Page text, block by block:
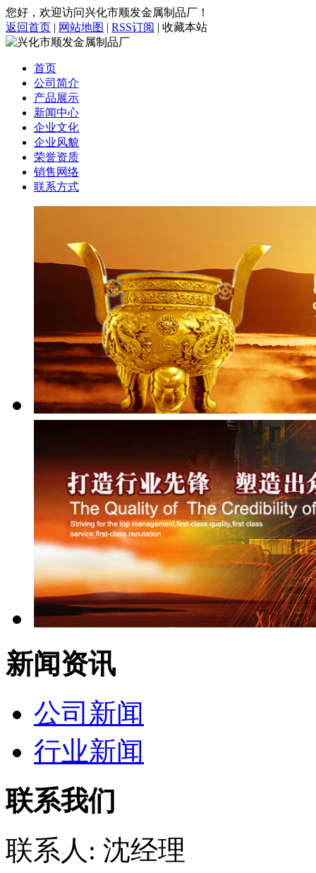
您好，欢迎访问兴化市顺发金属制品厂！
返回首页 | 网站地图 | RSS订阅 | 收藏本站
首页
公司简介
产品展示
新闻中心
企业文化
企业风貌
荣誉资质
销售网络
联系方式
新闻资讯
公司新闻
行业新闻
联系我们
联系人: 沈经理